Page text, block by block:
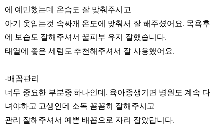
에 예민했는데 온습도 잘 맞춰주시고
아기 옷입는것 속싸개 온도에 맞춰서 잘 해주셨어요. 목욕후
에 보습도 잘해주셔서 꿀피부 유지 잘했습니다.
태열에 좋은 세럼도 추천해주셔서 잘 사용했어요.
-배꼽관리
너무 중요한 부분중 하나인데, 육아종생기면 병원도 계속 다
녀야하고 고생인데 소독 꼼꼼히 잘해주시고
관리 잘해주셔서 예쁜 배꼽으로 자리 잡았답니다.